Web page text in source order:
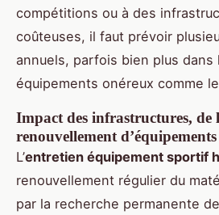
compétitions ou à des
coûteuses, il faut prévoir
annuels, parfois bien plus
équipements onéreux comme
Impact des infrastructures, de
renouvellement
L’entretien équipement sportif
renouvellement régulier du
par la recherche permanente